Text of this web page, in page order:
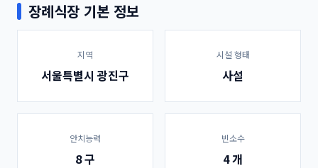
장례식장 기본 정보
지역
서울특별시 광진구
시설 형태
사설
안치능력
8 구
빈소수
4 개